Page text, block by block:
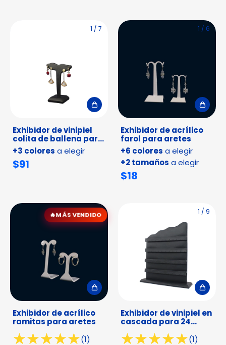
1 / 7
Exhibidor de vinipiel
colita de ballena para
aretes
+3 colores a elegir
$91
1 / 6
Exhibidor de acrílico
farol para aretes
+6 colores a elegir
+2 tamaños a elegir
$18
1/10
Exhibidor de acrílico
ramitas para aretes
(1)
MÁS VENDIDO 1 / 9
Exhibidor de vinipiel en
cascada para 24
(1)